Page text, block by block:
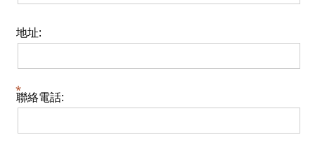
地址:
聯絡電話: